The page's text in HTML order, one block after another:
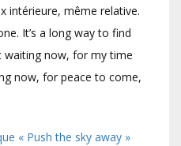
intérieure, même relative.
It’s a long way to find
waiting now, for my time
now, for peace to come,
« Push the sky away »